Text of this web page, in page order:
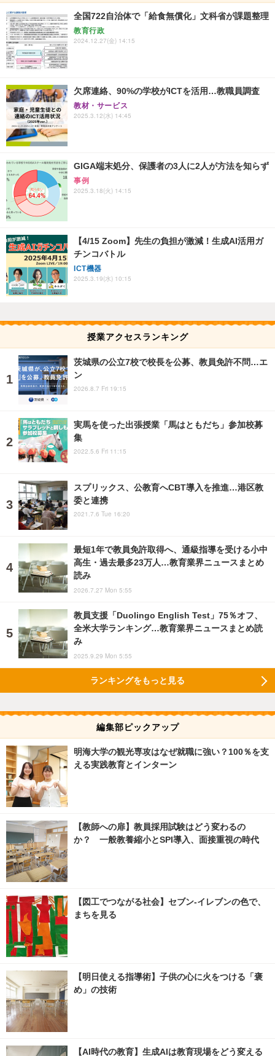
全国722自治体で「給食無償化」文科省が課題整理
教育行政
2024.12.27(金) 14:15
欠席連絡、90%の学校がICTを活用…教職員調査
教材・サービス
2025.3.12(水) 14:45
GIGA端末処分、保護者の3人に2人が方法を知らず
事例
2025.3.18(火) 14:15
【4/15 Zoom】先生の負担が激減！生成AI活用ガ
チンコバトル
ICT機器
2025.3.19(水) 10:15
授業アクセスランキング
茨城県の公立7校で校長を公募、教員免許不問…エ
ン
2026.8.7 Fri 19:15
実馬を使った出張授業「馬はともだち」参加校募
集
2022.5.6 Fri 11:15
スプリックス、公教育へCBT導入を推進…港区教
委と連携
2021.7.6 Tue 16:20
最短1年で教員免許取得へ、通級指導を受ける小中
高生・過去最多23万人…教育業界ニュースまとめ
読み
2026.7.27 Mon 5:55
教員支援「Duolingo English Test」75％オフ、
全米大学ランキング…教育業界ニュースまとめ読
み
2025.9.29 Mon 5:55
ランキングをもっと見る
編集部ピックアップ
明海大学の観光専攻はなぜ就職に強い？100％を支
える実践教育とインターン
【教師への扉】教員採用試験はどう変わるの
か？ 一般教養縮小とSPI導入、面接重視の時代
【図工でつながる社会】セブン‐イレブンの色で、
まちを見る
【明日使える指導術】子供の心に火をつける「褒
め」の技術
【AI時代の教育】生成AIは教育現場をどう変える